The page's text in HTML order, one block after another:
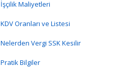
İşçilik Maliyetleri
KDV Oranları ve Listesi
Nelerden Vergi SSK Kesilir
Pratik Bilgiler